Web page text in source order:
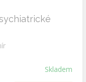
Skladem